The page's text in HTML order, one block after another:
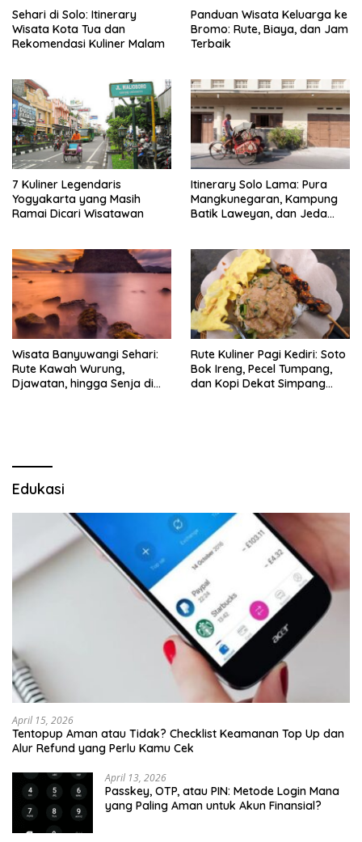
Sehari di Solo: Itinerary
Wisata Kota Tua dan
Rekomendasi Kuliner Malam
Panduan Wisata Keluarga ke
Bromo: Rute, Biaya, dan Jam
Terbaik
7 Kuliner Legendaris
Yogyakarta yang Masih
Ramai Dicari Wisatawan
Itinerary Solo Lama: Pura
Mangkunegaran, Kampung
Batik Laweyan, dan Jeda
Wisata Banyuwangi Sehari:
Rute Kawah Wurung,
Djawatan, hingga Senja di
Rute Kuliner Pagi Kediri: Soto
Bok Ireng, Pecel Tumpang,
dan Kopi Dekat Simpang
Edukasi
April 15, 2026
Tentopup Aman atau Tidak? Checklist Keamanan Top Up dan
Alur Refund yang Perlu Kamu Cek
April 13, 2026
Passkey, OTP, atau PIN: Metode Login Mana
yang Paling Aman untuk Akun Finansial?